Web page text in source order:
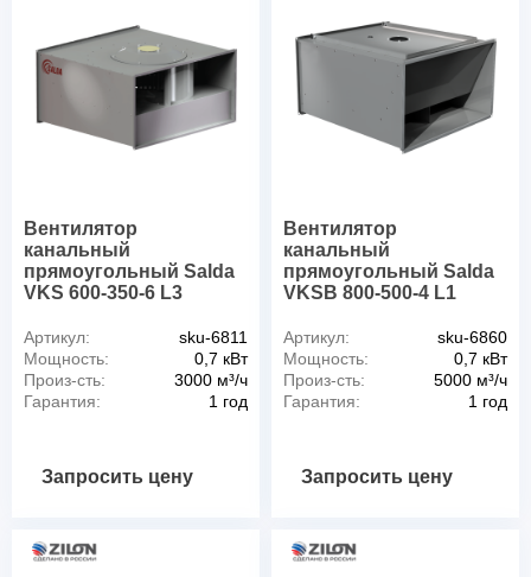
Вентилятор
канальный
прямоугольный Salda
VKS 600-350-6 L3
Артикул:
sku-6811
Мощность:
0,7 кВт
Произ-сть:
3000 м³/ч
Гарантия:
1 год
Запросить цену
Вентилятор
канальный
прямоугольный Salda
VKSB 800-500-4 L1
Артикул:
sku-6860
Мощность:
0,7 кВт
Произ-сть:
5000 м³/ч
Гарантия:
1 год
Запросить цену